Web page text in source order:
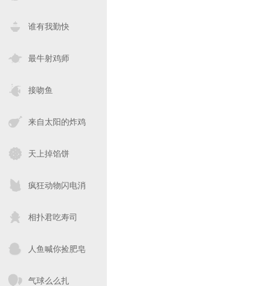
谁有我勤快
最牛射鸡师
接吻鱼
来自太阳的炸鸡
天上掉馅饼
疯狂动物闪电消
相扑君吃寿司
人鱼喊你捡肥皂
气球么么扎